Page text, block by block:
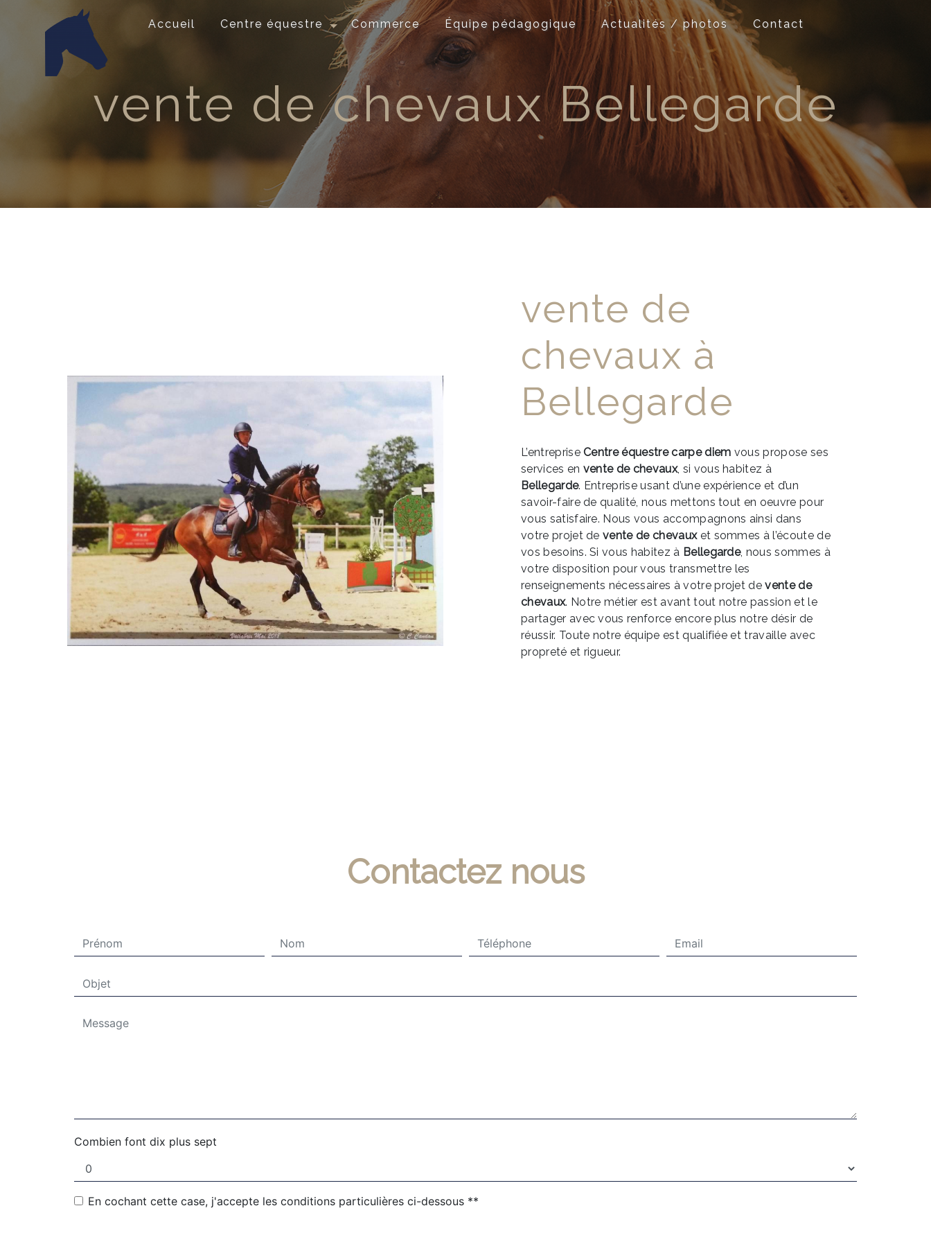
Accueil Centre équestre Commerce Équipe pédagogique Actualités / photos Contact
vente de chevaux Bellegarde
vente de
chevaux à
Bellegarde
L’entrepriseCentre équestre carpe diem vous propose ses
services en vente de chevaux, si vous habitez à
Bellegarde. Entreprise usant d’une expérience et d’un
savoir-faire de qualité, nous mettons tout en oeuvre pour
vous satisfaire. Nous vous accompagnons ainsi dans
votre projet devente de chevauxet sommes à l’écoute de
vos besoins. Si vous habitez à Bellegarde, nous sommes à
votre disposition pour vous transmettre les
renseignements nécessaires à votre projet devente de
chevaux. Notre métier est avant tout notre passion et le
partager avec vous renforce encore plus notre désir de
réussir. Toute notre équipe est qualifiée et travaille avec
propreté et rigueur.
Contactez nous
Combien font dix plus sept
En cochant cette case, j'accepte les conditions particulières ci-dessous **
Panneau de gestion des cookies